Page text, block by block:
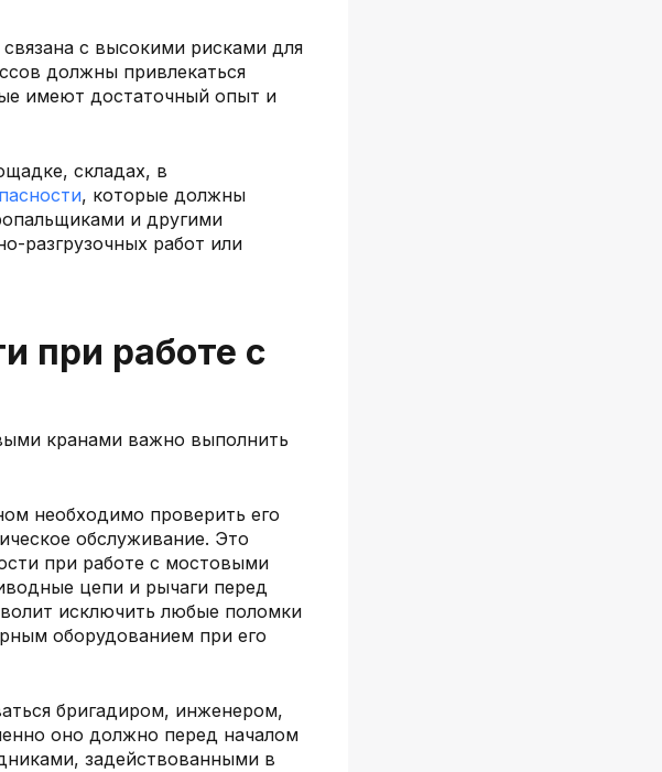
с высокими рисками для
должны привлекаться
имеют достаточный опыт и
складах, в
, которые должны
и другими
разгрузочных работ или
при работе с
кранами важно выполнить
необходимо проверить его
обслуживание. Это
при работе с мостовыми
цепи и рычаги перед
исключить любые поломки
оборудованием при его
бригадиром, инженером,
оно должно перед началом
задействованными в